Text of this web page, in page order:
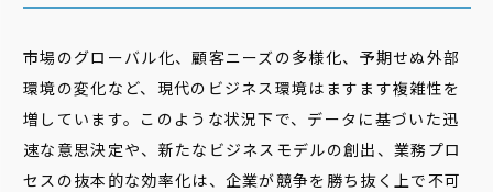
市場のグローバル化、顧客ニーズの多様化、予期せぬ外部
環境の変化など、現代のビジネス環境はますます複雑性を
増しています。このような状況下で、データに基づいた迅
速な意思決定や、新たなビジネスモデルの創出、業務プロ
セスの抜本的な効率化は、企業が競争を勝ち抜く上で不可